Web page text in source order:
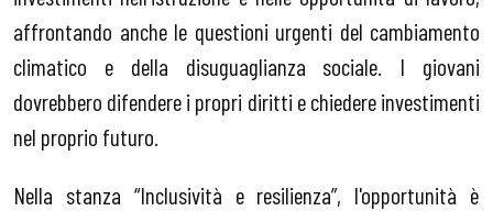
affrontando anche le questioni urgenti del cambiamento
climatico e della disuguaglianza sociale. I giovani
dovrebbero difendere i propri diritti e chiedere investimenti
nel proprio futuro.
Nella stanza “Inclusività e resilienza”, l'opportunità è